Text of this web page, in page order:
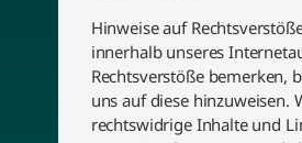
Hinweise auf
innerhalb unseres
Rechtsverstöße bemerken,
uns auf diese hinzuweisen.
rechtswidrige Inhalte und